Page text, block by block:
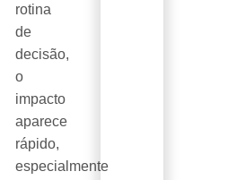
rotina
de
decisão,
o
impacto
aparece
rápido,
especialmente